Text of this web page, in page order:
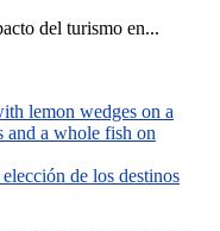
del turismo en...
de los destinos